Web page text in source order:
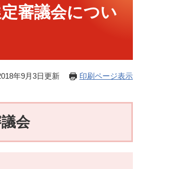
審議会につい
年9月3日更新 印刷ページ表示
会